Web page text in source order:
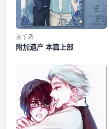
水千丞
附加遗产 本篇上部